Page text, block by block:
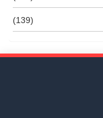
(139)